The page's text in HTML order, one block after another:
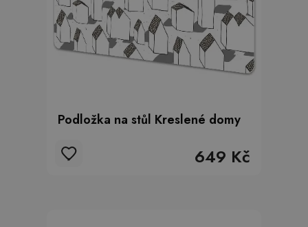
Podložka na stůl Kreslené domy
649 Kč